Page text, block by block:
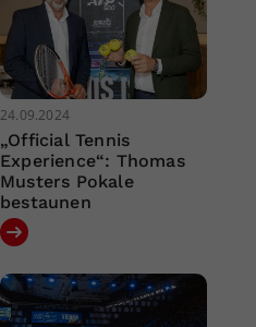
24.09.2024
„Official Tennis
Experience“: Thomas
Musters Pokale
bestaunen